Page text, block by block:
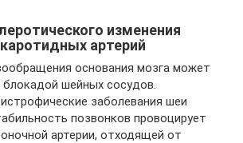
изменения
артерий
основания мозга может
шейных сосудов.
заболевания шеи
позвонков провоцирует
артерии, отходящей от